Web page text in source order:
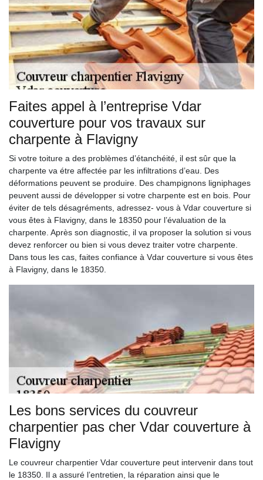
Faites appel à l’entreprise Vdar
couverture pour vos travaux sur
charpente à Flavigny
Si votre toiture a des problèmes d’étanchéité, il est sûr que la
charpente va étre affectée par les infiltrations d’eau. Des
déformations peuvent se produire. Des champignons ligniphages
peuvent aussi de développer si votre charpente est en bois. Pour
éviter de tels désagréments, adressez- vous à Vdar couverture si
vous êtes à Flavigny, dans le 18350 pour l’évaluation de la
charpente. Après son diagnostic, il va proposer la solution si vous
devez renforcer ou bien si vous devez traiter votre charpente.
Dans tous les cas, faites confiance à Vdar couverture si vous êtes
à Flavigny, dans le 18350.
Les bons services du couvreur
charpentier pas cher Vdar couverture à
Flavigny
Le couvreur charpentier Vdar couverture peut intervenir dans tout
le 18350. Il a assuré l’entretien, la réparation ainsi que le